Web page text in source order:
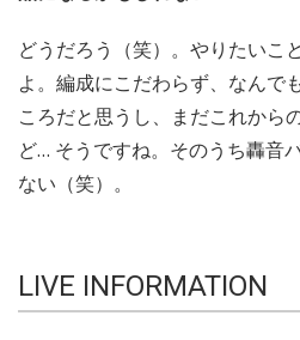
どうだろう（笑）。やりたいこ
よ。編成にこだわらず、なんで
ころだと思うし、まだこれから
ど… そうですね。そのうち轟音
ない（笑）。
LIVE INFORMATION